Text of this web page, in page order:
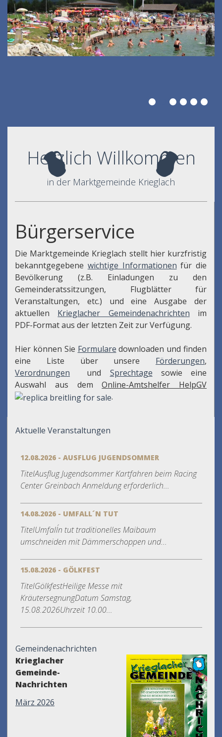
Herzlich Willkommen
in der Marktgemeinde Krieglach
Bürgerservice
Die Marktgemeinde Krieglach stellt hier kurzfristig
bekanntgegebene wichtige Informationen für die
Bevölkerung (z.B. Einladungen zu den
Gemeinderatssitzungen, Flugblätter für
Veranstaltungen, etc.) und eine Ausgabe der
aktuellen Krieglacher Gemeindenachrichten im
PDF-Format aus der letzten Zeit zur Verfügung.
Hier können Sie Formulare downloaden und finden
eine Liste über unsere Förderungen,
Verordnungen und Sprechtage
sowie eine
Auswahl aus demOnline-Amtshelfer HelpGV
.
Aktuelle Veranstaltungen
12.08.2026 - AUSFLUG JUGENDSOMMER
TitelAusflug Jugendsommer Kartfahren beim Racing
Center Greinbach Anmeldung erforderlich...
14.08.2026 - UMFALL´N TUT
TitelUmfall´n tut traditionelles Maibaum
umschneiden mit Dämmerschoppen und...
15.08.2026 - GÖLKFEST
TitelGölkfestHeilige Messe mit
KräutersegnungDatum Samstag,
15.08.2026Uhrzeit 10.00...
Gemeindenachrichten
Krieglacher
Gemeinde-
Nachrichten
März 2026